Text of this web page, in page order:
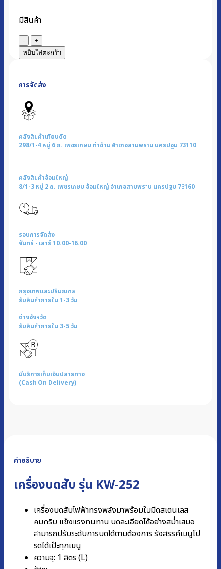
มีสินค้า
จำนวน
เครื่อง
บด
|
รุ่น
KW-
252
ชิ้น
หยิบใส่ตะกร้า
การจัดส่ง
คลังสินค้าเทียนดัด
298/1-4 หมู่ 6 ถ. เพชรเกษม ท่าข้าม อำเภอสามพราน นครปฐม 73110
คลังสินค้าอ้อมใหญ่
8/1-3 หมู่ 2 ถ. เพชรเกษม อ้อมใหญ่ อำเภอสามพราน นครปฐม 73160
รอบการจัดส่ง
จันทร์ - เสาร์ 10.00-16.00
กรุงเทพและปริมณฑล
รับสินค้าภายใน 1-3 วัน
ต่างจังหวัด
รับสินค้าภายใน 3-5 วัน
มีบริการเก็บเงินปลายทาง
(Cash On Delivery)
คำอธิบาย
เครื่องบดสับ รุ่น KW-252
เครื่องบดสับไฟฟ้าทรงพลังมาพร้อมใบมีดสเตนเลส
คมกริบ แข็งแรงทนทาน บดละเอียดได้อย่างสม่ำเสมอ
สามารถปรับระดับการบดได้ตามต้องการ รังสรรค์เมนูโป
รดได้เป๊ะทุกเมนู
ความจุ: 1 ลิตร (L)